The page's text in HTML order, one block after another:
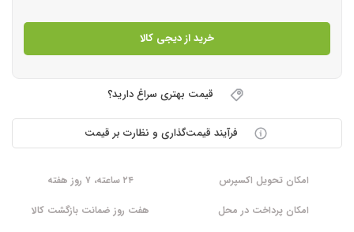
خرید از دیجی کالا
قیمت بهتری سراغ دارید؟
فرآیند قیمت‌گذاری و نظارت بر قیمت
امکان تحویل اکسپرس
۲۴ ساعته، ۷ روز هفته
امکان پرداخت در محل
هفت روز ضمانت بازگشت کالا